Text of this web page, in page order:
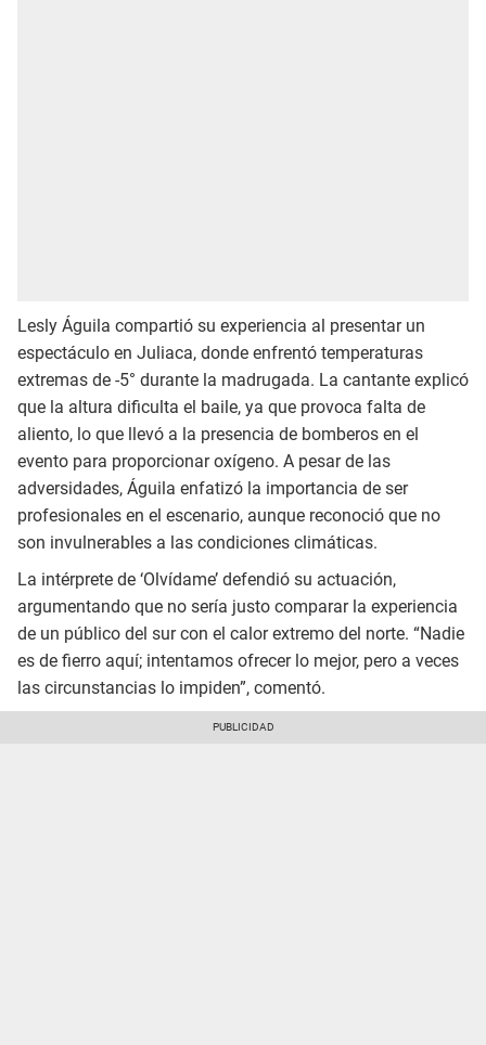
Lesly Águila compartió su experiencia al presentar un
espectáculo en Juliaca, donde enfrentó temperaturas
extremas de -5° durante la madrugada. La cantante explicó
que la altura dificulta el baile, ya que provoca falta de
aliento, lo que llevó a la presencia de bomberos en el
evento para proporcionar oxígeno. A pesar de las
adversidades, Águila enfatizó la importancia de ser
profesionales en el escenario, aunque reconoció que no
son invulnerables a las condiciones climáticas.
La intérprete de ‘Olvídame’ defendió su actuación,
argumentando que no sería justo comparar la experiencia
de un público del sur con el calor extremo del norte. “Nadie
es de fierro aquí; intentamos ofrecer lo mejor, pero a veces
las circunstancias lo impiden”, comentó.